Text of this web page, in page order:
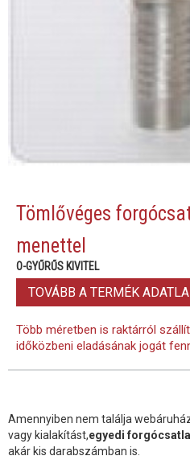
Tömlővéges
menettel
O-GYŰRŰS KIVITEL
TOVÁBB A TERMÉK
Több méretben is raktárról
időközbeni eladásának jogát
Amennyiben nem találja
vagy kialakítást,egyedi
akár kis darabszámban is.